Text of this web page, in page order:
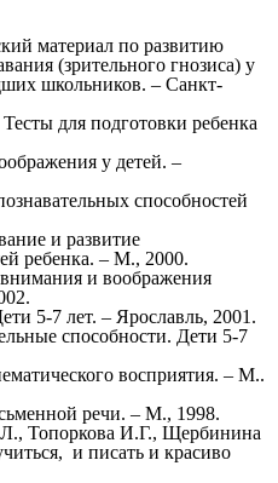
материал по развитию
(зрительного гнозиса) у
школьников. – Санкт-
для подготовки ребенка
у детей. –
способностей
и развитие
ребенка. – М., 2000.
и воображения
5-7 лет. – Ярославль, 2001.
способности. Дети 5-7
восприятия. – М..
речи. – М., 1998.
Топоркова И.Г., Щербинина
и писать и красиво